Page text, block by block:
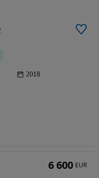
2018
6 600 EUR